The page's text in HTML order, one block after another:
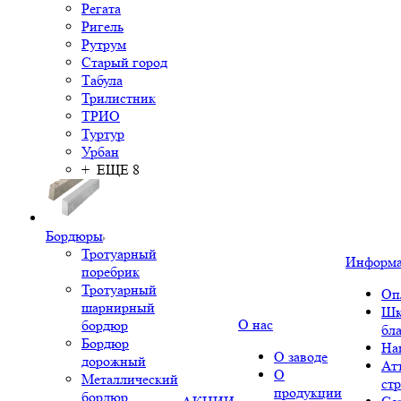
Регата
Ригель
Рутрум
Старый город
Табула
Трилистник
ТРИО
Туртур
Урбан
+ ЕЩЕ 8
Бордюры
Тротуарный
поребрик
Тротуарный
шарнирный
бордюр
Бордюр
дорожный
Металлический
бордюр
О нас
О заводе
О
продукции